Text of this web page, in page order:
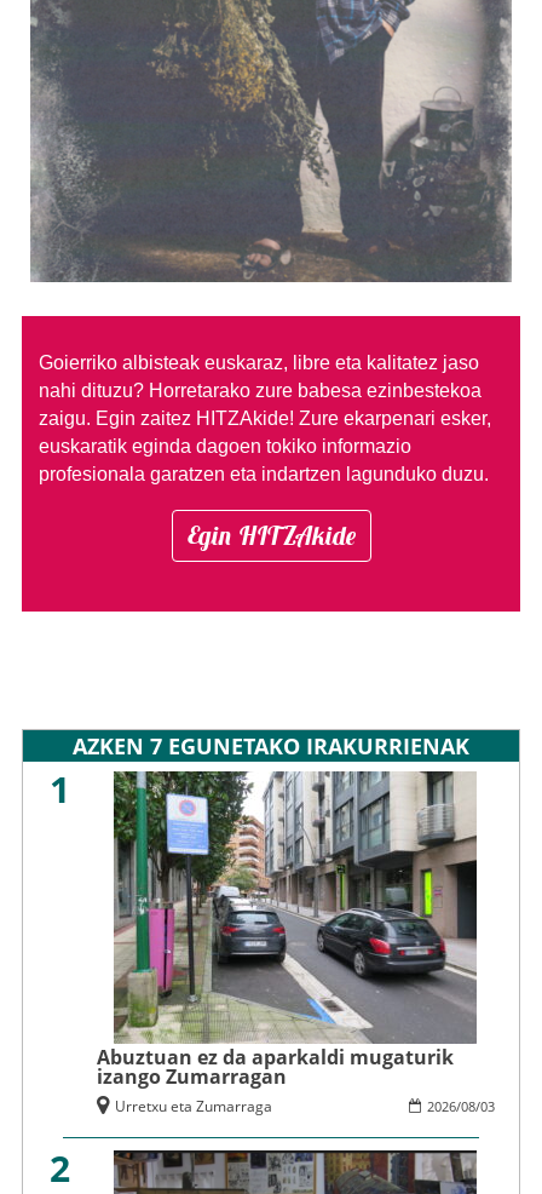
Goierriko albisteak euskaraz, libre eta kalitatez jaso
nahi dituzu? Horretarako zure babesa ezinbestekoa
zaigu. Egin zaitez HITZAkide! Zure ekarpenari esker,
euskaratik eginda dagoen tokiko informazio
profesionala garatzen eta indartzen lagunduko duzu.
Egin HITZAkide
AZKEN 7 EGUNETAKO IRAKURRIENAK
1
Abuztuan ez da aparkaldi mugaturik
izango Zumarragan
2026/08/03
Urretxu eta Zumarraga
2